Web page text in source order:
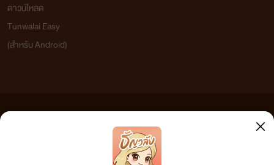
ดาวน์โหลด
Tunwalai Easy
(สำหรับ Android)
เว็บไซต์แห่งนี้ไม่ได้เห็นด้วยและไม่ขอรับผิดชอบต่อข้อความใดๆ ทั้งสิ้น ดังนั้นผู้อ่านทุกท่านโปรดใช้
วิจารณญาณในการกลั่นกรองด้วยตนเอง และหากท่านพบข้อความใดๆ ที่ขัดต่อกฎหมายและศีลธรรม
กรุณาแจ้งมาที่ tunwalai@ookbee.com เพื่อทีมงานจะได้ดำเนินการในทันที ทั้งนี้ ทางเว็บไซต์ขอสงวน